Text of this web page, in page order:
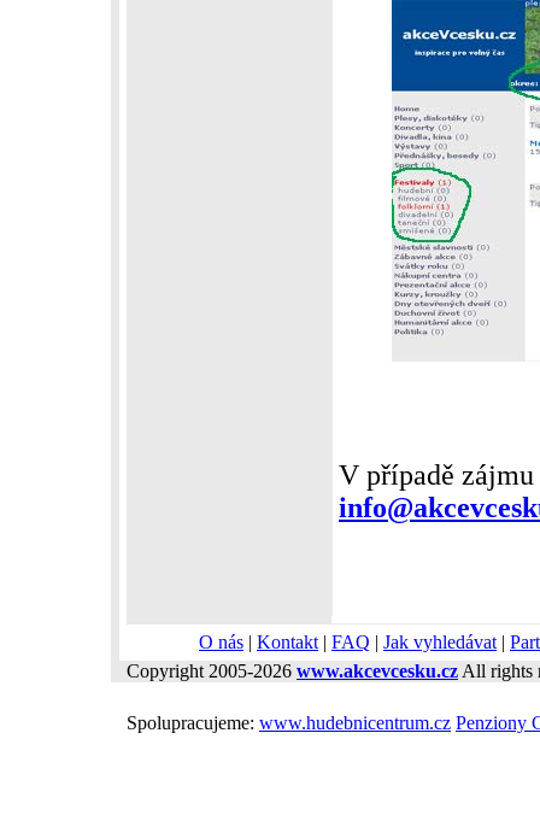
V případě
O nás | Kontakt | FAQ | Jak vyhledávat |
Copyright 2005-2026 www.akcevcesku.cz All rights
Spolupracujeme: www.hudebnicentrum.cz Penziony